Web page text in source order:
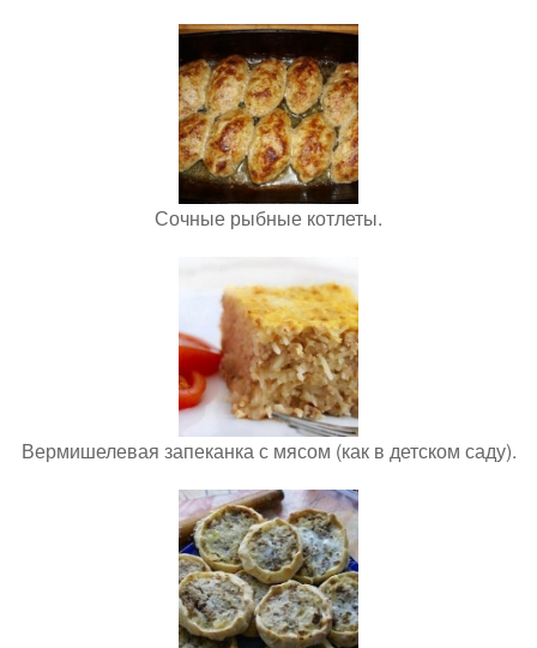
Сочные рыбные котлеты.
Вермишелевая запеканка с мясом (как в детском саду).